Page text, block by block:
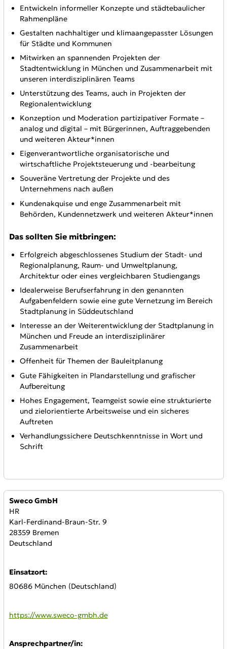
Entwickeln informeller Konzepte und städtebaulicher
Rahmenpläne
Gestalten nachhaltiger und klimaangepasster Lösungen
für Städte und Kommunen
Mitwirken an spannenden Projekten der
Stadtentwicklung in München und Zusammenarbeit mit
unseren interdisziplinären Teams
Unterstützung des Teams, auch in Projekten der
Regionalentwicklung
Konzeption und Moderation partizipativer Formate –
analog und digital – mit Bürgerinnen, Auftraggebenden
und weiteren Akteur*innen
Eigenverantwortliche organisatorische und
wirtschaftliche Projektsteuerung und -bearbeitung
Souveräne Vertretung der Projekte und des
Unternehmens nach außen
Kundenakquise und enge Zusammenarbeit mit
Behörden, Kundennetzwerk und weiteren Akteur*innen
Das sollten Sie mitbringen:
Erfolgreich abgeschlossenes Studium der Stadt- und
Regionalplanung, Raum- und Umweltplanung,
Architektur oder eines vergleichbaren Studiengangs
Idealerweise Berufserfahrung in den genannten
Aufgabenfeldern sowie eine gute Vernetzung im Bereich
Stadtplanung in Süddeutschland
Interesse an der Weiterentwicklung der Stadtplanung in
München und Freude an interdisziplinärer
Zusammenarbeit
Offenheit für Themen der Bauleitplanung
Gute Fähigkeiten in Plandarstellung und grafischer
Aufbereitung
Hohes Engagement, Teamgeist sowie eine strukturierte
und zielorientierte Arbeitsweise und ein sicheres
Auftreten
Verhandlungssichere Deutschkenntnisse in Wort und
Schrift
Anbieter:
Sweco GmbH
HR
Karl-Ferdinand-Braun-Str. 9
28359 Bremen
Deutschland
Einsatzort:
80686 München (Deutschland)
WWW:
https://www.sweco-gmbh.de
Ansprechpartner/in: